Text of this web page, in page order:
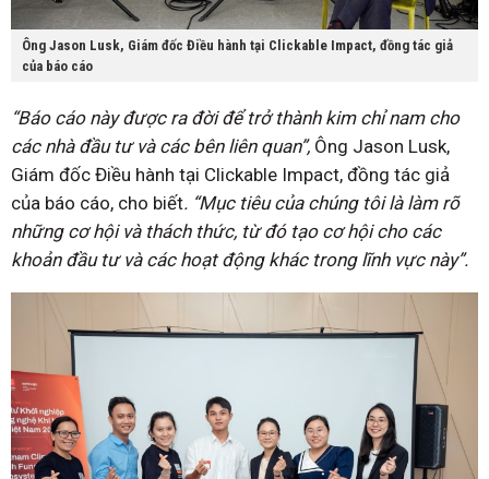
Ông Jason Lusk, Giám đốc Điều hành tại Clickable Impact, đồng tác giả
của báo cáo
“Báo cáo này được ra đời để trở thành kim chỉ nam cho
các nhà đầu tư và các bên liên quan”, Ông Jason Lusk,
Giám đốc Điều hành tại Clickable Impact, đồng tác giả
của báo cáo, cho biết. “Mục tiêu của chúng tôi là làm rõ
những cơ hội và thách thức, từ đó tạo cơ hội cho các
khoản đầu tư và các hoạt động khác trong lĩnh vực này”.